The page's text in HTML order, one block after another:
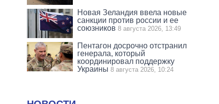
Новая Зеландия ввела новые
санкции против россии и ее
союзников 8 августа 2026, 13:49
Пентагон досрочно отстранил
генерала, который
координировал поддержку
Украины 8 августа 2026, 10:24